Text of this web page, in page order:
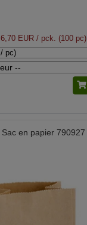
6,70 EUR / pck. (100 pc)
Sac en papier 790927